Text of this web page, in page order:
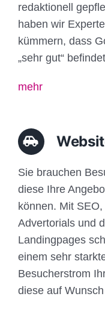
redaktionell
haben wir
kümmern, dass
„sehr gut“
mehr
Sie brauchen
diese Ihre
können. Mit
Advertorials und
Landingpages
einem sehr
Besucherstrom
diese auf